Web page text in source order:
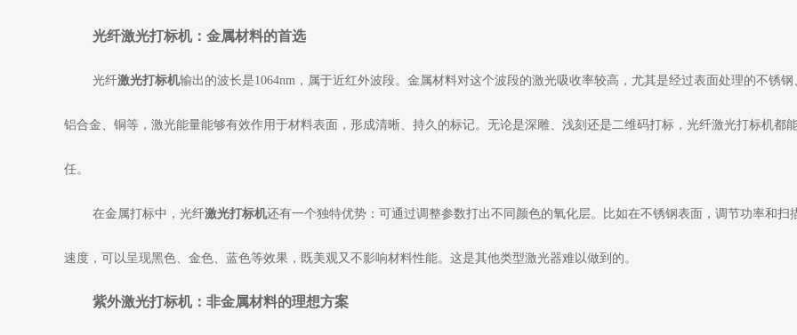
光纤激光打标机：金属材料的首选
光纤激光打标机输出的波长是1064nm，属于近红外波段。金属材料对这个波段的激光吸收率较高，尤其是经过表面处理的不锈钢
铝合金、铜等，激光能量能够有效作用于材料表面，形成清晰、持久的标记。无论是深雕、浅刻还是二维码打标，光纤激光打标机都
任。
在金属打标中，光纤激光打标机还有一个独特优势：可通过调整参数打出不同颜色的氧化层。比如在不锈钢表面，调节功率和扫
速度，可以呈现黑色、金色、蓝色等效果，既美观又不影响材料性能。这是其他类型激光器难以做到的。
紫外激光打标机：非金属材料的理想方案